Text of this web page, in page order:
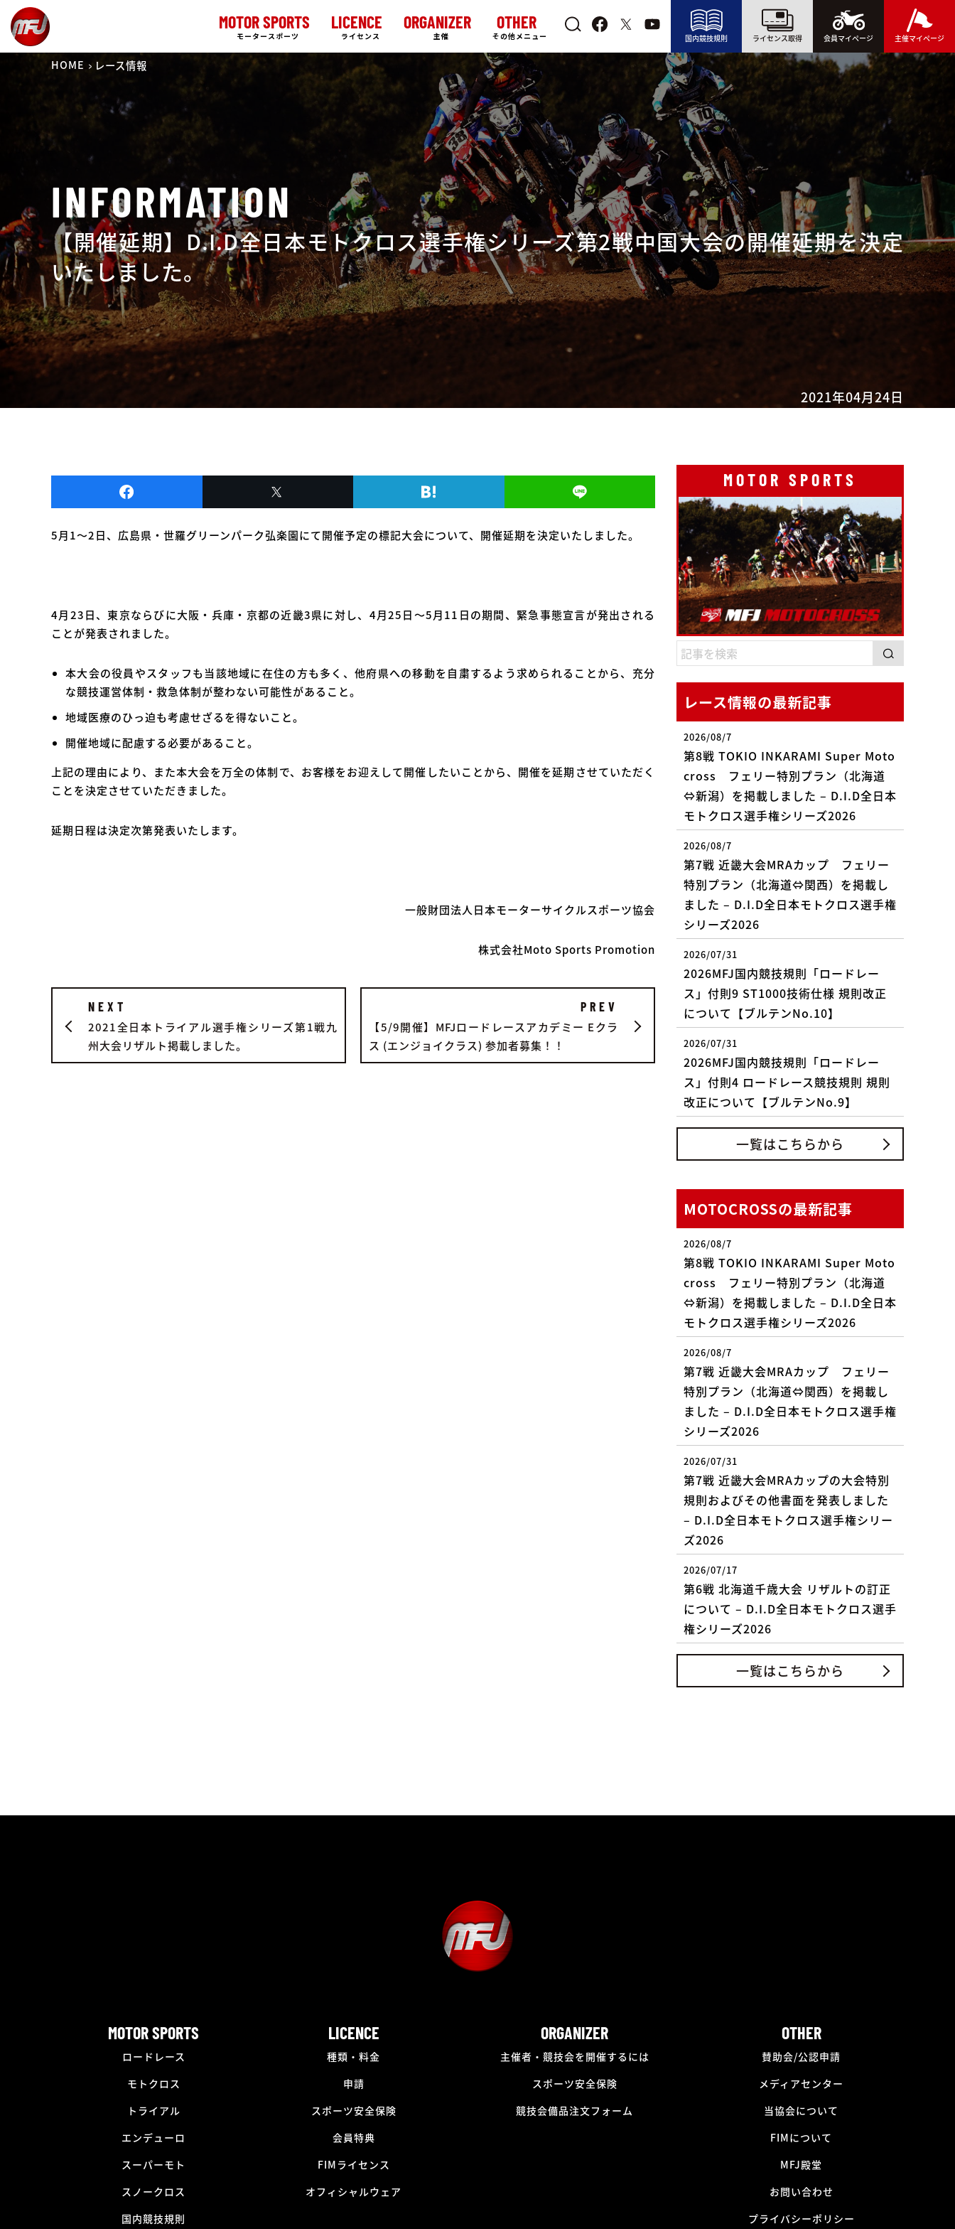
MOTOR SPORTS
モータースポーツ
LICENCE
ライセンス
ORGANIZER
主催
OTHER
その他メニュー 国内競技規則 ライセンス取得 会員マイページ 主催マイページ
HOME レース情報
INFORMATION
【開催延期】D.I.D全日本モトクロス選手権シリーズ第2戦中国大会の開催延期を決定
いたしました。
2021年04月24日
5月1～2日、広島県・世羅グリーンパーク弘楽園にて開催予定の標記大会について、開催延期を決定いたしました。
4月23日、東京ならびに大阪・兵庫・京都の近畿3県に対し、4月25日～5月11日の期間、緊急事態宣言が発出される
ことが発表されました。
本大会の役員やスタッフも当該地域に在住の方も多く、他府県への移動を自粛するよう求められることから、充分
な競技運営体制・救急体制が整わない可能性があること。
地域医療のひっ迫も考慮せざるを得ないこと。
開催地域に配慮する必要があること。
上記の理由により、また本大会を万全の体制で、お客様をお迎えして開催したいことから、開催を延期させていただく
ことを決定させていただきました。
延期日程は決定次第発表いたします。
一般財団法人日本モーターサイクルスポーツ協会
株式会社Moto Sports Promotion
NEXT
2021全日本トライアル選手権シリーズ第1戦九
州大会リザルト掲載しました。
PREV
【5/9開催】MFJロードレースアカデミー Eクラ
ス (エンジョイクラス) 参加者募集！！
MOTOR SPORTS
レース情報の最新記事
2026/08/7
第8戦 TOKIO INKARAMI Super Moto
cross フェリー特別プラン（北海道
⇔新潟）を掲載しました – D.I.D全日本
モトクロス選手権シリーズ2026
2026/08/7
第7戦 近畿大会MRAカップ フェリー
特別プラン（北海道⇔関西）を掲載し
ました – D.I.D全日本モトクロス選手権
シリーズ2026
2026/07/31
2026MFJ国内競技規則「ロードレー
ス」付則9 ST1000技術仕様 規則改正
について【ブルテンNo.10】
2026/07/31
2026MFJ国内競技規則「ロードレー
ス」付則4 ロードレース競技規則 規則
改正について【ブルテンNo.9】
一覧はこちらから
MOTOCROSSの最新記事
2026/08/7
第8戦 TOKIO INKARAMI Super Moto
cross フェリー特別プラン（北海道
⇔新潟）を掲載しました – D.I.D全日本
モトクロス選手権シリーズ2026
2026/08/7
第7戦 近畿大会MRAカップ フェリー
特別プラン（北海道⇔関西）を掲載し
ました – D.I.D全日本モトクロス選手権
シリーズ2026
2026/07/31
第7戦 近畿大会MRAカップの大会特別
規則およびその他書面を発表しました
– D.I.D全日本モトクロス選手権シリー
ズ2026
2026/07/17
第6戦 北海道千歳大会 リザルトの訂正
について – D.I.D全日本モトクロス選手
権シリーズ2026
一覧はこちらから
MOTOR SPORTS
ロードレース
モトクロス
トライアル
エンデューロ
スーパーモト
スノークロス
国内競技規則
LICENCE
種類・料金
申請
スポーツ安全保険
会員特典
FIMライセンス
オフィシャルウェア
ORGANIZER
主催者・競技会を開催するには
スポーツ安全保険
競技会備品注文フォーム
OTHER
賛助会/公認申請
メディアセンター
当協会について
FIMについて
MFJ殿堂
お問い合わせ
プライバシーポリシー